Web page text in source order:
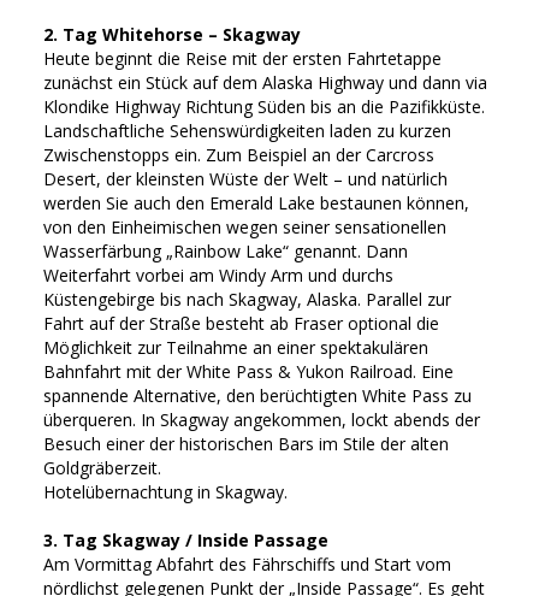
2. Tag Whitehorse – Skagway
Heute beginnt die Reise mit der ersten Fahrtetappe
zunächst ein Stück auf dem Alaska Highway und dann via
Klondike Highway Richtung Süden bis an die Pazifikküste.
Landschaftliche Sehenswürdigkeiten laden zu kurzen
Zwischenstopps ein. Zum Beispiel an der Carcross
Desert, der kleinsten Wüste der Welt – und natürlich
werden Sie auch den Emerald Lake bestaunen können,
von den Einheimischen wegen seiner sensationellen
Wasserfärbung „Rainbow Lake“ genannt. Dann
Weiterfahrt vorbei am Windy Arm und durchs
Küstengebirge bis nach Skagway, Alaska. Parallel zur
Fahrt auf der Straße besteht ab Fraser optional die
Möglichkeit zur Teilnahme an einer spektakulären
Bahnfahrt mit der White Pass & Yukon Railroad. Eine
spannende Alternative, den berüchtigten White Pass zu
überqueren. In Skagway angekommen, lockt abends der
Besuch einer der historischen Bars im Stile der alten
Goldgräberzeit.
Hotelübernachtung in Skagway.
3. Tag Skagway / Inside Passage
Am Vormittag Abfahrt des Fährschiffs und Start vom
nördlichst gelegenen Punkt der „Inside Passage“. Es geht